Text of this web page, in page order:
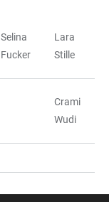
Selina
Fucker
Lara
Stille
Crami
Wudi